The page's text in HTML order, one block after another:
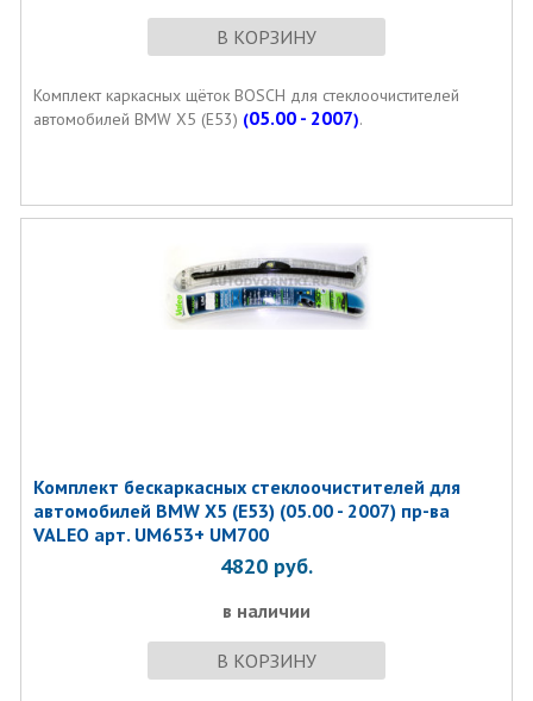
В КОРЗИНУ
Комплект каркасных щёток BOSCH для стеклоочистителей
автомобилей BMW X5 (E53) (05.00 - 2007).
Комплект бескаркасных стеклоочистителей для
автомобилей BMW X5 (E53) (05.00 - 2007) пр-ва
VALEO арт. UM653+ UM700
4820 руб.
в наличии
В КОРЗИНУ